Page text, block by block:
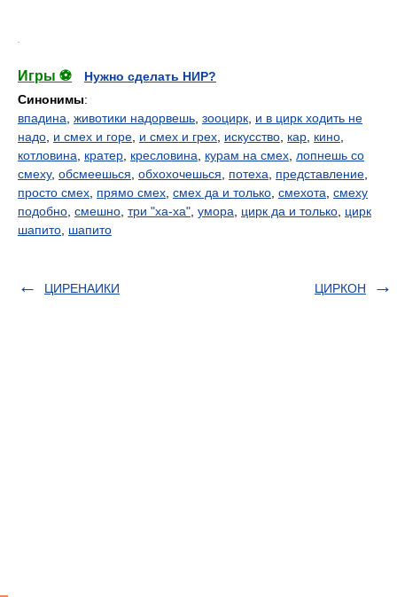
Игры ⚽
Нужно сделать НИР?
Синонимы:
впадина животики надорвешь зооцирк и в цирк ходить не
надо и смех и горе и смех и грех искусство кар кино
котловина
кратер кресловина курам на смех лопнешь со
смеху, обсмеешься обхохочешься потеха представление
просто смех прямо смех смех да и только смехота смеху
подобно смешно три "ха-ха" умора цирк да и только цирк
шапито шапито
ЦИРЕНАИКИ ЦИРКОН